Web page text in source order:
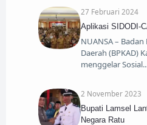
27 Februari 2024
Aplikasi SIDODI-
NUANSA –
Daerah (BPKAD)
menggelar Sosial
2 November 2023
Bupati Lamsel
Negara Ratu